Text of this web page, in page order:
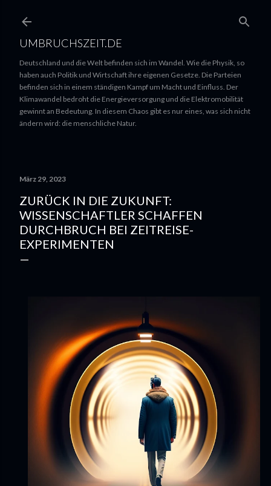
UMBRUCHSZEIT.DE
Deutschland und die Welt befinden sich im Wandel. Wie die Physik, so
haben auch Politik und Wirtschaft ihre eigenen Gesetze. Die Parteien
befinden sich in einem ständigen Kampf um Macht und Einfluss. Der
Klimawandel bedroht die Energieversorgung und die Elektromobilität
gewinnt an Bedeutung. In diesem Chaos gibt es nur eines, was sich nicht
ändern wird: die menschliche Natur.
März 29, 2023
ZURÜCK IN DIE ZUKUNFT:
WISSENSCHAFTLER SCHAFFEN
DURCHBRUCH BEI ZEITREISE-
EXPERIMENTEN